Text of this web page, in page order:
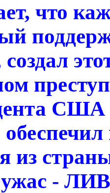
что
США
из
ужас -